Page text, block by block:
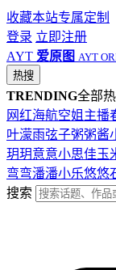
收藏本站专属定制
登录 立即注册
AYT 爱原图 AYT
热搜
TRENDING全部
网红海航空姐 主播
叶濛雨弦子粥粥酱
玥玥意意小思佳玉
弯弯潘潘小乐悠悠
搜索